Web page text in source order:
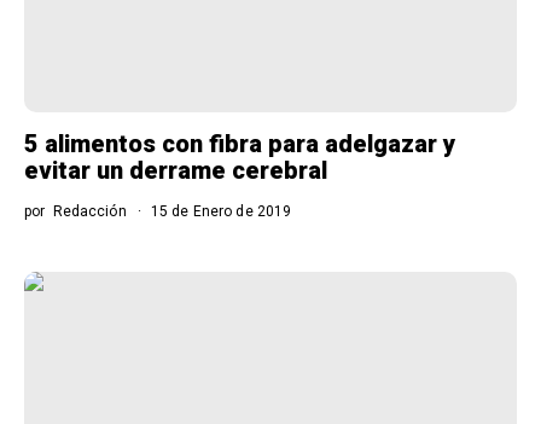
5 alimentos con fibra para adelgazar y
evitar un derrame cerebral
por Redacción 15 de Enero de 2019